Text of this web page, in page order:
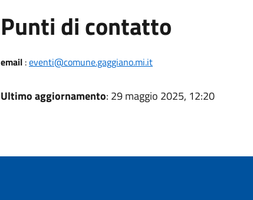
Punti di contatto
email:eventi@comune.gaggiano.mi.it
Ultimo aggiornamento: 29 maggio 2025, 12:20